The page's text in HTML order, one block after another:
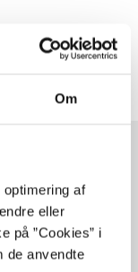
Om
af
eller
på ”Cookies” i
de anvendte